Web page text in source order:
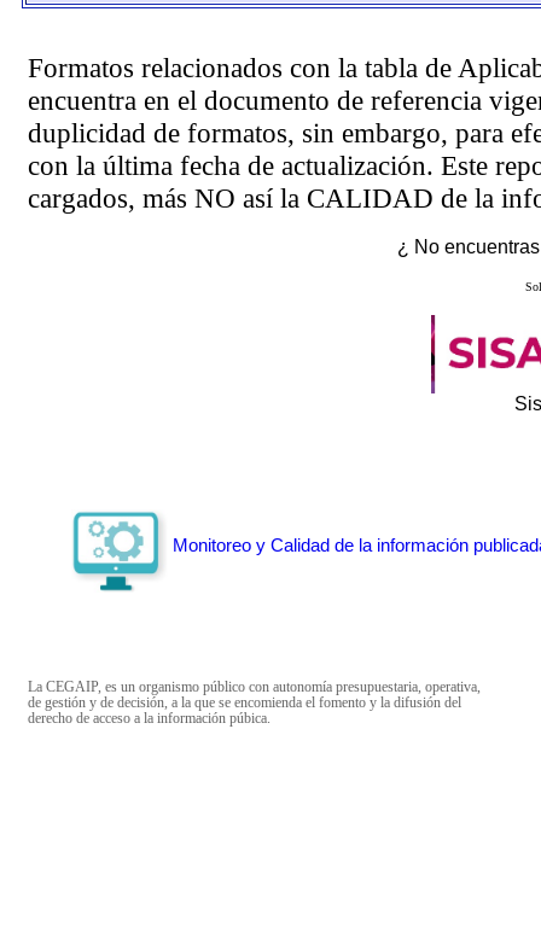
Formatos relacionados con la tabla de
encuentra en el documento de referencia
duplicidad de formatos, sin embargo, para
con la última fecha de actualización. Este
cargados, más NO así la CALIDAD de la
¿ No
Monitoreo y Calidad de la información
La CEGAIP, es un organismo público con autonomía presupuestaria, operativa,
de gestión y de decisión, a la que se encomienda el fomento y la difusión del
derecho de acceso a la información púbica.